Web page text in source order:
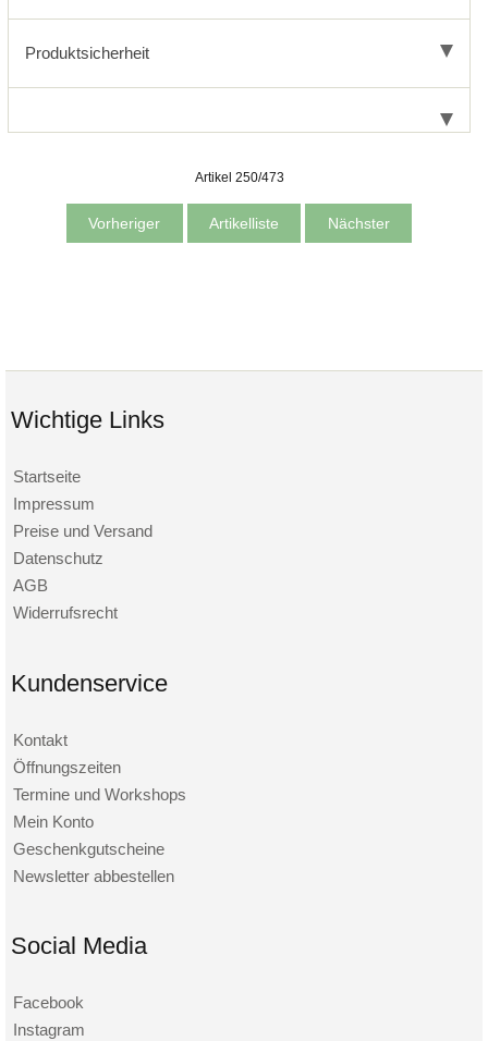
Produktsicherheit
Artikel 250/473
Vorheriger Artikelliste Nächster
Wichtige Links
Startseite
Impressum
Preise und Versand
Datenschutz
AGB
Widerrufsrecht
Kundenservice
Kontakt
Öffnungszeiten
Termine und Workshops
Mein Konto
Geschenkgutscheine
Newsletter abbestellen
Social Media
Facebook
Instagram